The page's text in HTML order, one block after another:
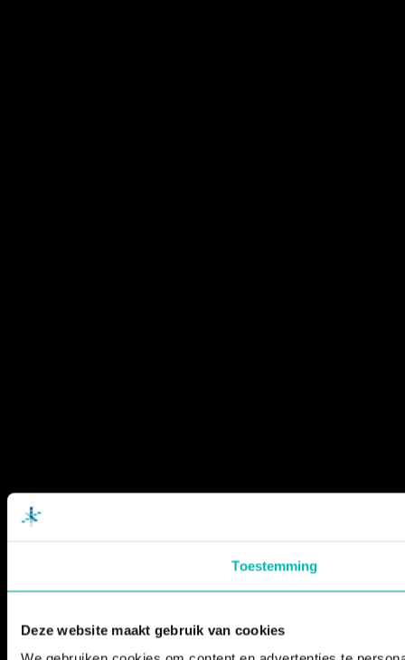
Toestemming
Deze website maakt gebruik van cookies